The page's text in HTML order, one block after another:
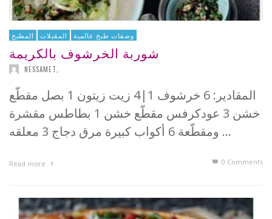
المطبخ المقبلات وصفات طبخ عالمية
شوربة الخرشوف بالكريمة
NESSAMET
المقادير: 6 خرشوف 1|4 زيت زيتون 1 بصل مقطّع
خشن 3 عودكرفس مقطّع خشن 1 بطاطس مقشرة
ومقطّعة 6 أكواب كبيرة مرق دجاج 3 معلقه …
Read more 0 Comments